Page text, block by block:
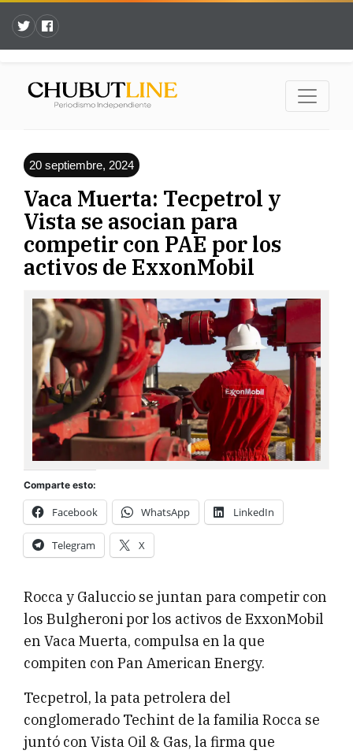
20 septiembre, 2024
Vaca Muerta: Tecpetrol y
Vista se asocian para
competir con PAE por los
activos de ExxonMobil
Comparte esto:
Facebook WhatsApp LinkedIn
Telegram X
Rocca y Galuccio se juntan para competir con
los Bulgheroni por los activos de ExxonMobil
en Vaca Muerta, compulsa en la que
compiten con Pan American Energy.
Tecpetrol, la pata petrolera del
conglomerado Techint de la familia Rocca se
juntó con Vista Oil & Gas, la firma que